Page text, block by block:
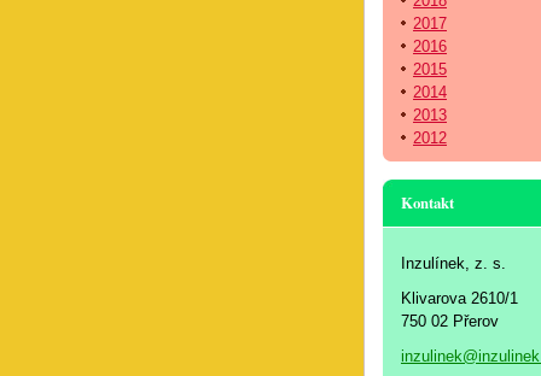
2017
2016
2015
2014
2013
2012
Kontakt
Inzulínek, z. s.
Klivarova 2610/1
750 02 Přerov